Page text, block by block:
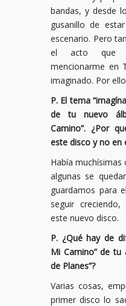
bandas, y desde
gusanillo de
escenario. Pero
el acto que
mencionarme en
imaginado. Por
P. El tema“imagí
de tu nuevo á
Camino”. ¿Por qu
este disco y no en
Había muchísimas
algunas se
guardamos para
seguir
este nuevo disco.
P. ¿Qué hay de
Mi Camino” de tu
de Planes”?
Varias cosas,
primer disco lo